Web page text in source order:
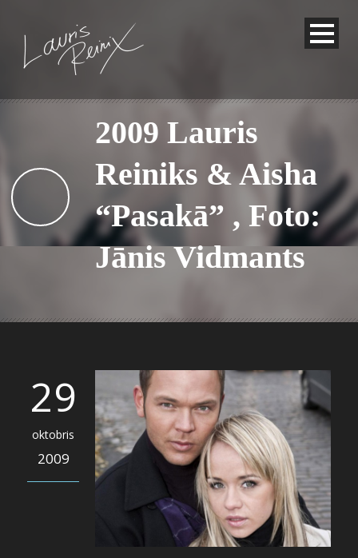
2009 Lauris
Reiniks & Aisha
“Pasakā” , Foto:
Jānis Vidmants
29
oktobris
2009